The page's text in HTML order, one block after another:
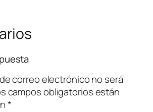
correo electrónico no será
campos obligatorios están
*